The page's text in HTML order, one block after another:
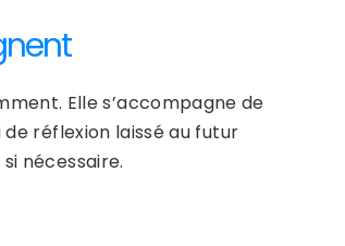
Elle s’accompagne de
réflexion laissé au futur
nécessaire.